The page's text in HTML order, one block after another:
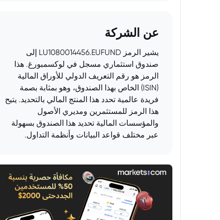
عن الشركة
يشير الرمز LU1080014456.EUFUND إلى
صندوق استثماري مسجل في لوكسمبورغ. هذا
الرمز هو رقم التعريف الدولي للأوراق المالية
(ISIN) الخاص بهذا الصندوق، وهو بمثابة بصمة
فريدة عالمية تحدد هذا المنتج المالي بالتحديد. يتيح
هذا الرمز للمستثمرين ومديري الأصول
والمؤسسات المالية تحديد هذا الصندوق بسهولة
عبر مختلف قواعد البيانات وأنظمة التداول.